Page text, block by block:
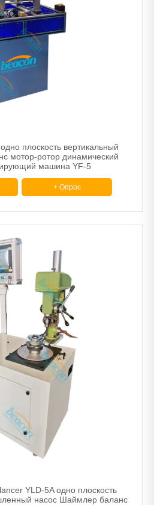
плоскость вертикальный
мотор-ротор динамический
машина YF-5
+ Опрос
YLD-5A одно плоскость
насос Шаймлер баланс